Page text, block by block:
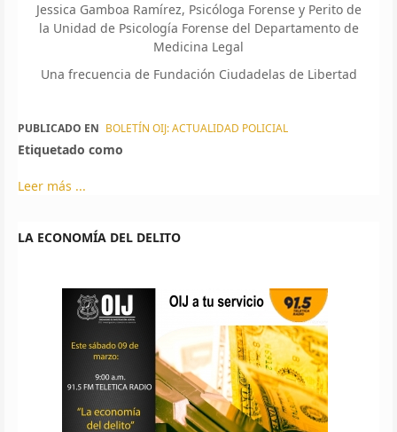
Jessica Gamboa Ramírez, Psicóloga Forense y Perito de
la Unidad de Psicología Forense del Departamento de
Medicina Legal
Una frecuencia de Fundación Ciudadelas de Libertad
PUBLICADO EN BOLETÍN OIJ: ACTUALIDAD POLICIAL
Etiquetado como
Leer más ...
LA ECONOMÍA DEL DELITO